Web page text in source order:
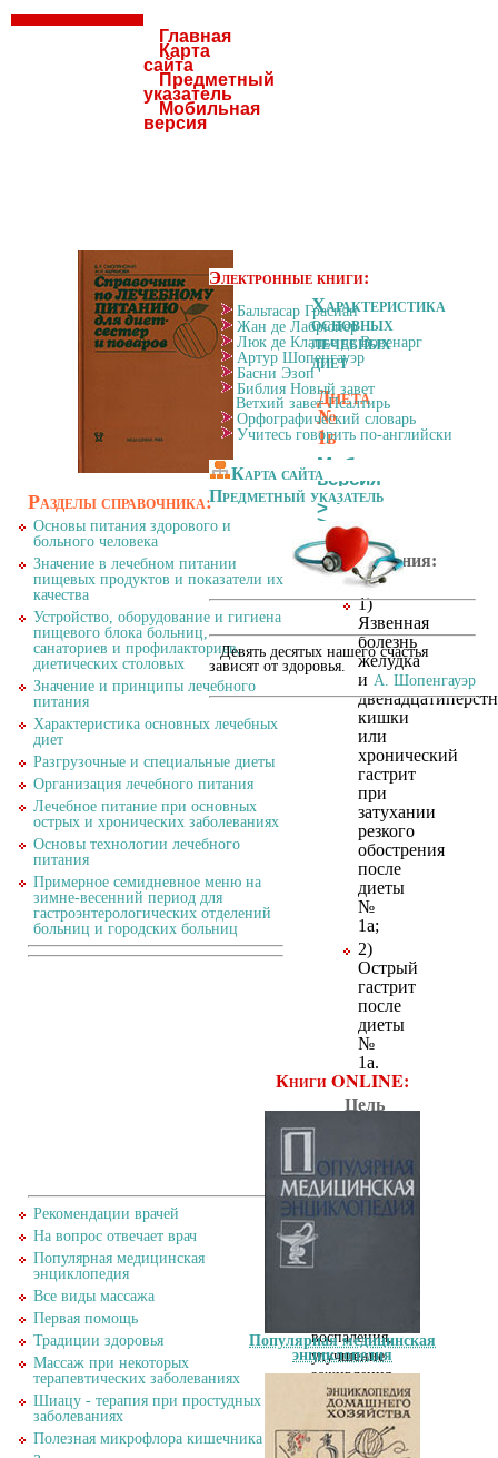
Главная
Карта
сайта
Предметный
указатель
Мобильная
версия
Характеристика
основных
лечебных
диет
Диета
№
1б
Мобильная
версия
страницы
>
>
>
Показания:
1)
Язвенная
болезнь
желудка
и
кишки
или
хронический
гастрит
при
затухании
резкого
обострения
после
диеты
№
1а;
2)
Острый
гастрит
после
диеты
№
1а.
Цель
назначения:
механическое,
химическое
и
термическое
щажение
желудочно-
воспаления,
улучшение
заживления
язв,
обеспечение
полноценным
питанием
Разделы справочника:
Основы питания здорового и
больного человека
Значение в лечебном питании
пищевых продуктов и показатели их
качества
Устройство, оборудование и гигиена
пищевого блока больниц,
санаториев и профилакториев,
диетических столовых
Значение и принципы лечебного
питания
Характеристика основных лечебных
диет
Разгрузочные и специальные диеты
Организация лечебного питания
Лечебное питание при основных
острых и хронических заболеваниях
Основы технологии лечебного
питания
Примерное семидневное меню на
зимне-весенний период для
гастроэнтерологических отделений
больниц и городских больниц
Рекомендации врачей
На вопрос отвечает врач
Популярная медицинская
энциклопедия
Все виды массажа
Первая помощь
Традиции здоровья
Массаж при некоторых
терапевтических заболеваниях
Шиацу - терапия при простудных
заболеваниях
Полезная микрофлора кишечника
Электронные книги:
Бальтасар Грасиан
Жан де Лабрюйер
Люк де Клапье де Вовенарг
Артур Шопенгауэр
Басни Эзоп
Библия Новый завет
Ветхий завет Псалтирь
Орфографический словарь
Учитесь говорить по-английски
Карта сайта
Предметный указатель
Девять десятых нашего счастья
зависят от здоровья.
А. Шопенгауэр
Книги ONLINE:
Популярная медицинская
энциклопедия